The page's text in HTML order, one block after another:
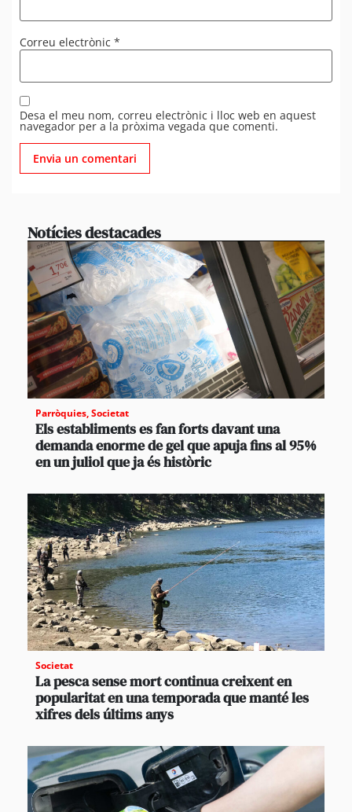
Correu electrònic *
Desa el meu nom, correu electrònic i lloc web en aquest
navegador per a la pròxima vegada que comenti.
Notícies destacades
Parròquies,Societat
Els establiments es fan forts davant una
demanda enorme de gel que apuja fins al 95%
en un juliol que ja és històric
Societat
La pesca sense mort continua creixent en
popularitat en una temporada que manté les
xifres dels últims anys